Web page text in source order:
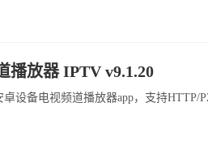
播放器 IPTV v9.1.20
器，安卓设备电视频道播放器app，支持